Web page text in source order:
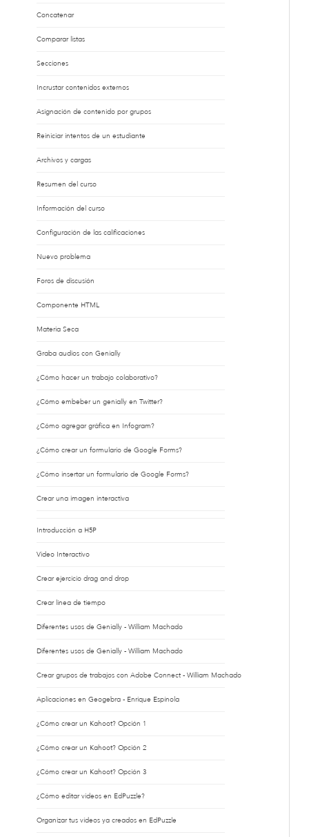
Concatenar
Comparar listas
Secciones
Incrustar contenidos externos
Asignación de contenido por grupos
Reiniciar intentos de un estudiante
Archivos y cargas
Resumen del curso
Información del curso
Configuración de las calificaciones
Nuevo problema
Foros de discusión
Componente HTML
Materia Seca
Graba audios con Genially
¿Cómo hacer un trabajo colaborativo?
¿Cómo embeber un genially en Twitter?
¿Cómo agregar gráfica en Infogram?
¿Cómo crear un formulario de Google Forms?
¿Cómo insertar un formulario de Google Forms?
Crear una imagen interactiva
Introducción a H5P
Video Interactivo
Crear ejercicio drag and drop
Crear línea de tiempo
Diferentes usos de Genially - William Machado
Diferentes usos de Genially - William Machado
Crear grupos de trabajos con Adobe Connect - William Machado
Aplicaciones en Geogebra - Enrique Espínola
¿Cómo crear un Kahoot? Opción 1
¿Cómo crear un Kahoot? Opción 2
¿Cómo crear un Kahoot? Opción 3
¿Cómo editar videos en EdPuzzle?
Organizar tus vídeos ya creados en EdPuzzle